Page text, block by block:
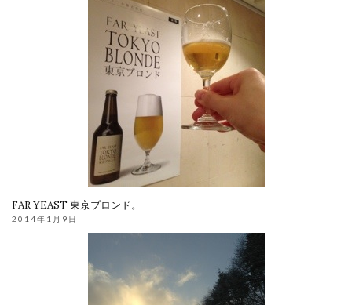
FAR YEAST 東京ブロンド。
2014年1月9日